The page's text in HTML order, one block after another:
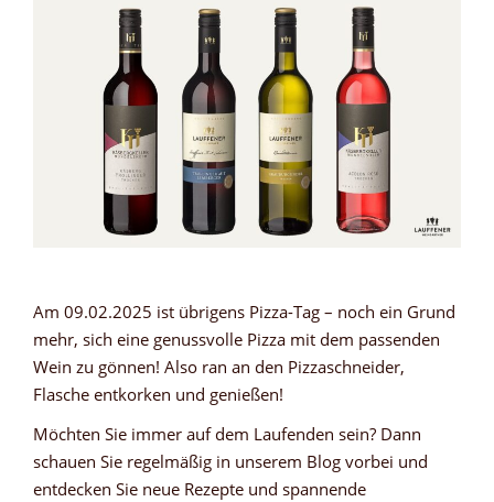
Am 09.02.2025 ist übrigens Pizza-Tag – noch ein Grund
mehr, sich eine genussvolle Pizza mit dem passenden
Wein zu gönnen! Also ran an den Pizzaschneider,
Flasche entkorken und genießen!
Möchten Sie immer auf dem Laufenden sein? Dann
schauen Sie regelmäßig in unserem Blog vorbei und
entdecken Sie neue Rezepte und spannende